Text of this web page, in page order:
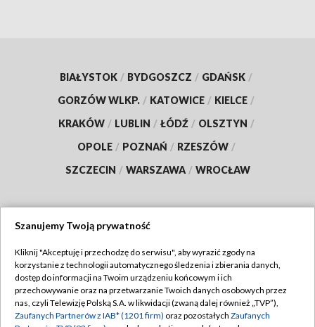
BIAŁYSTOK / BYDGOSZCZ / GDAŃSK /
GORZÓW WLKP. / KATOWICE / KIELCE /
KRAKÓW / LUBLIN / ŁÓDŹ / OLSZTYN /
OPOLE / POZNAŃ / RZESZÓW /
SZCZECIN / WARSZAWA / WROCŁAW
TVP
Abonament TVP
Emisja w TVP
Regulamin TVP
Polityka prywatności
Szanujemy Twoją prywatność
Kliknij "Akceptuję i przechodzę do serwisu", aby wyrazić zgody na
korzystanie z technologii automatycznego śledzenia i zbierania danych,
dostęp do informacji na Twoim urządzeniu końcowym i ich
przechowywanie oraz na przetwarzanie Twoich danych osobowych przez
nas, czyli Telewizję Polską S.A. w likwidacji (zwaną dalej również „TVP”),
Zaufanych Partnerów z IAB* (1201 firm) oraz pozostałych Zaufanych